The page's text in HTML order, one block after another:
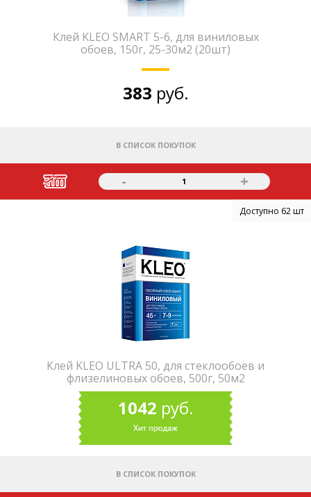
Клей KLEO SMART 5-6, для виниловых
обоев, 150г, 25-30м2 (20шт)
383 руб.
В СПИСОК ПОКУПОК
- 1 +
Доступно 62 шт
Клей KLEO ULTRA 50, для стеклообоев и
флизелиновых обоев, 500г, 50м2
1042 руб.
В СПИСОК ПОКУПОК